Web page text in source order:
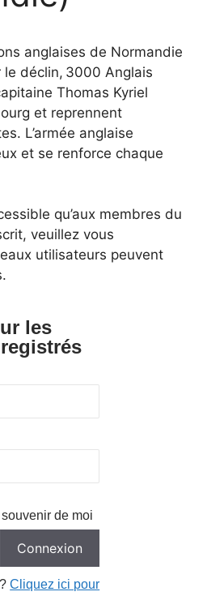
anglaises de Normandie
déclin, 3000 Anglais
Thomas Kyriel
et reprennent
L’armée anglaise
et se renforce chaque
qu’aux membres du
veuillez vous
utilisateurs peuvent
les
de moi
?Cliquez ici pour